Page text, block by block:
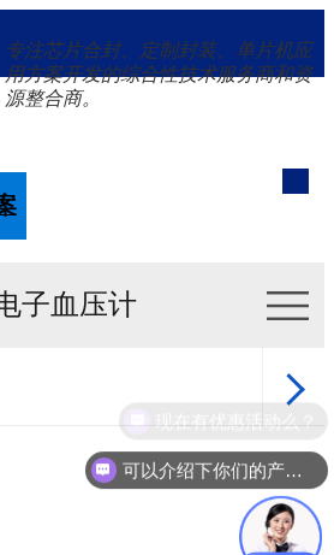
专注芯片合封、定制封装、单片机应
用方案开发的综合性技术服务商和资
源整合商。
子血压计
可以介绍下你们的产品么？